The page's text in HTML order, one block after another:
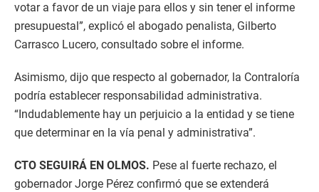
votar a favor de un viaje para ellos y sin tener el informe
presupuestal”, explicó el abogado penalista, Gilberto
Carrasco Lucero, consultado sobre el informe.
Asimismo, dijo que respecto al gobernador, la Contraloría
podría establecer responsabilidad administrativa.
“Indudablemente hay un perjuicio a la entidad y se tiene
que determinar en la vía penal y administrativa”.
CTO SEGUIRÁ EN OLMOS. Pese al fuerte rechazo, el
gobernador Jorge Pérez confirmó que se extenderá